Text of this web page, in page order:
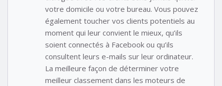
votre domicile ou votre bureau. Vous pouvez
également toucher vos clients potentiels au
moment qui leur convient le mieux, qu’ils
soient connectés à Facebook ou qu’ils
consultent leurs e-mails sur leur ordinateur.
La meilleure façon de déterminer votre
meilleur classement dans les moteurs de